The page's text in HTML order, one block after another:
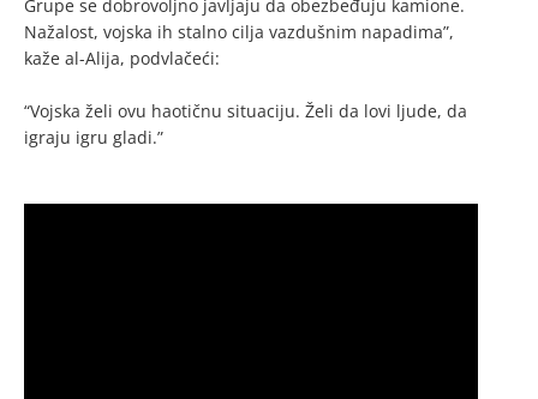
Grupe se dobrovoljno javljaju da obezbeđuju kamione.
Nažalost, vojska ih stalno cilja vazdušnim napadima”,
kaže al-Alija, podvlačeći:
“Vojska želi ovu haotičnu situaciju. Želi da lovi ljude, da
igraju igru gladi.”